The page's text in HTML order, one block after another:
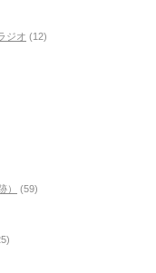
ジオ (12)
） (59)